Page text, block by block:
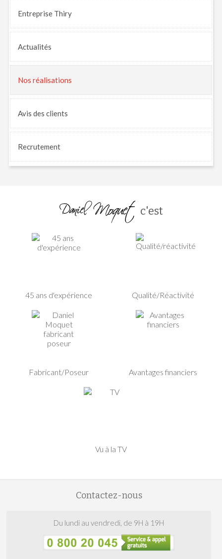
Entreprise Thiry
Actualités
Nos réalisations
Avis des clients
Recrutement
c'est
45 ans d'expérience Qualité/Réactivité
Fabricant/Poseur Avantages financiers
Vu à la TV
Contactez-nous
Du lundi au vendredi, de 9H à 19H